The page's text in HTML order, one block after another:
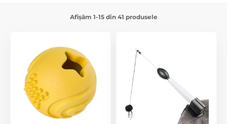
Afișăm 1-15 din 41 produsele